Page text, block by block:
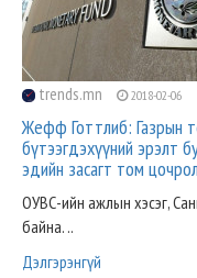
trends.mn 2018-02-06
Жефф Готтлиб: Газрын
бүтээгдэхүүний эрэлт
эдийн засагт том
ОУВС-ийн ажлын хэсэг,
байна. ..
Дэлгэрэнгүй